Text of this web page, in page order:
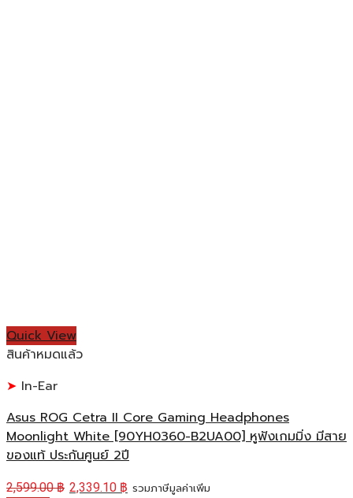
Quick View
สินค้าหมดแล้ว
In-Ear
Asus ROG Cetra II Core Gaming Headphones
Moonlight White [90YH0360-B2UA00] หูฟังเกมมิ่ง มีสาย
ของแท้ ประกันศูนย์ 2ปี
2,599.00฿ 2,339.10 ฿ รวมภาษีมูลค่าเพิ่ม